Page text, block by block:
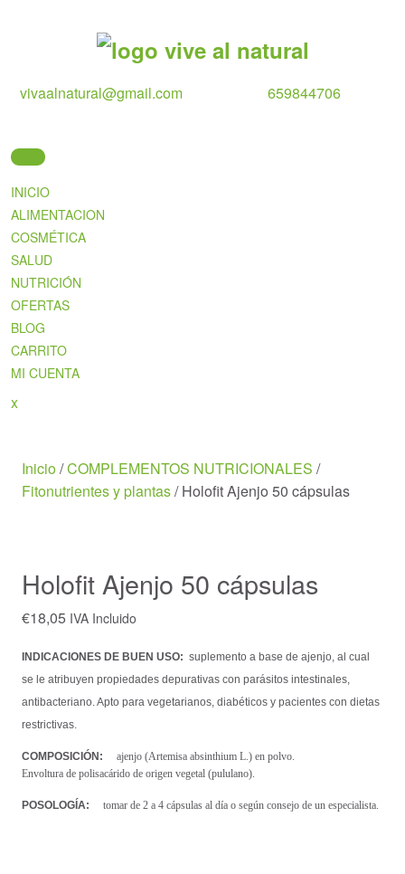
vivaalnatural@gmail.com
659844706
INICIO
ALIMENTACION
COSMÉTICA
SALUD
NUTRICIÓN
OFERTAS
BLOG
CARRITO
MI CUENTA
xClose
Inicio/COMPLEMENTOS NUTRICIONALES /
Fitonutrientes y plantas/ Holofit Ajenjo 50 cápsulas
Holofit Ajenjo 50 cápsulas
€18,05 IVA Incluido
INDICACIONES DE BUEN USO: suplemento a base de ajenjo, al cual
se le atribuyen propiedades depurativas con parásitos intestinales,
antibacteriano. Apto para vegetarianos, diabéticos y pacientes con dietas
restrictivas.
COMPOSICIÓN:
ajenjo (Artemisa absinthium L.) en polvo.
Envoltura de polisacárido de origen vegetal (pululano).
POSOLOGÍA: tomar de 2 a 4 cápsulas al día o según consejo de un especialista.